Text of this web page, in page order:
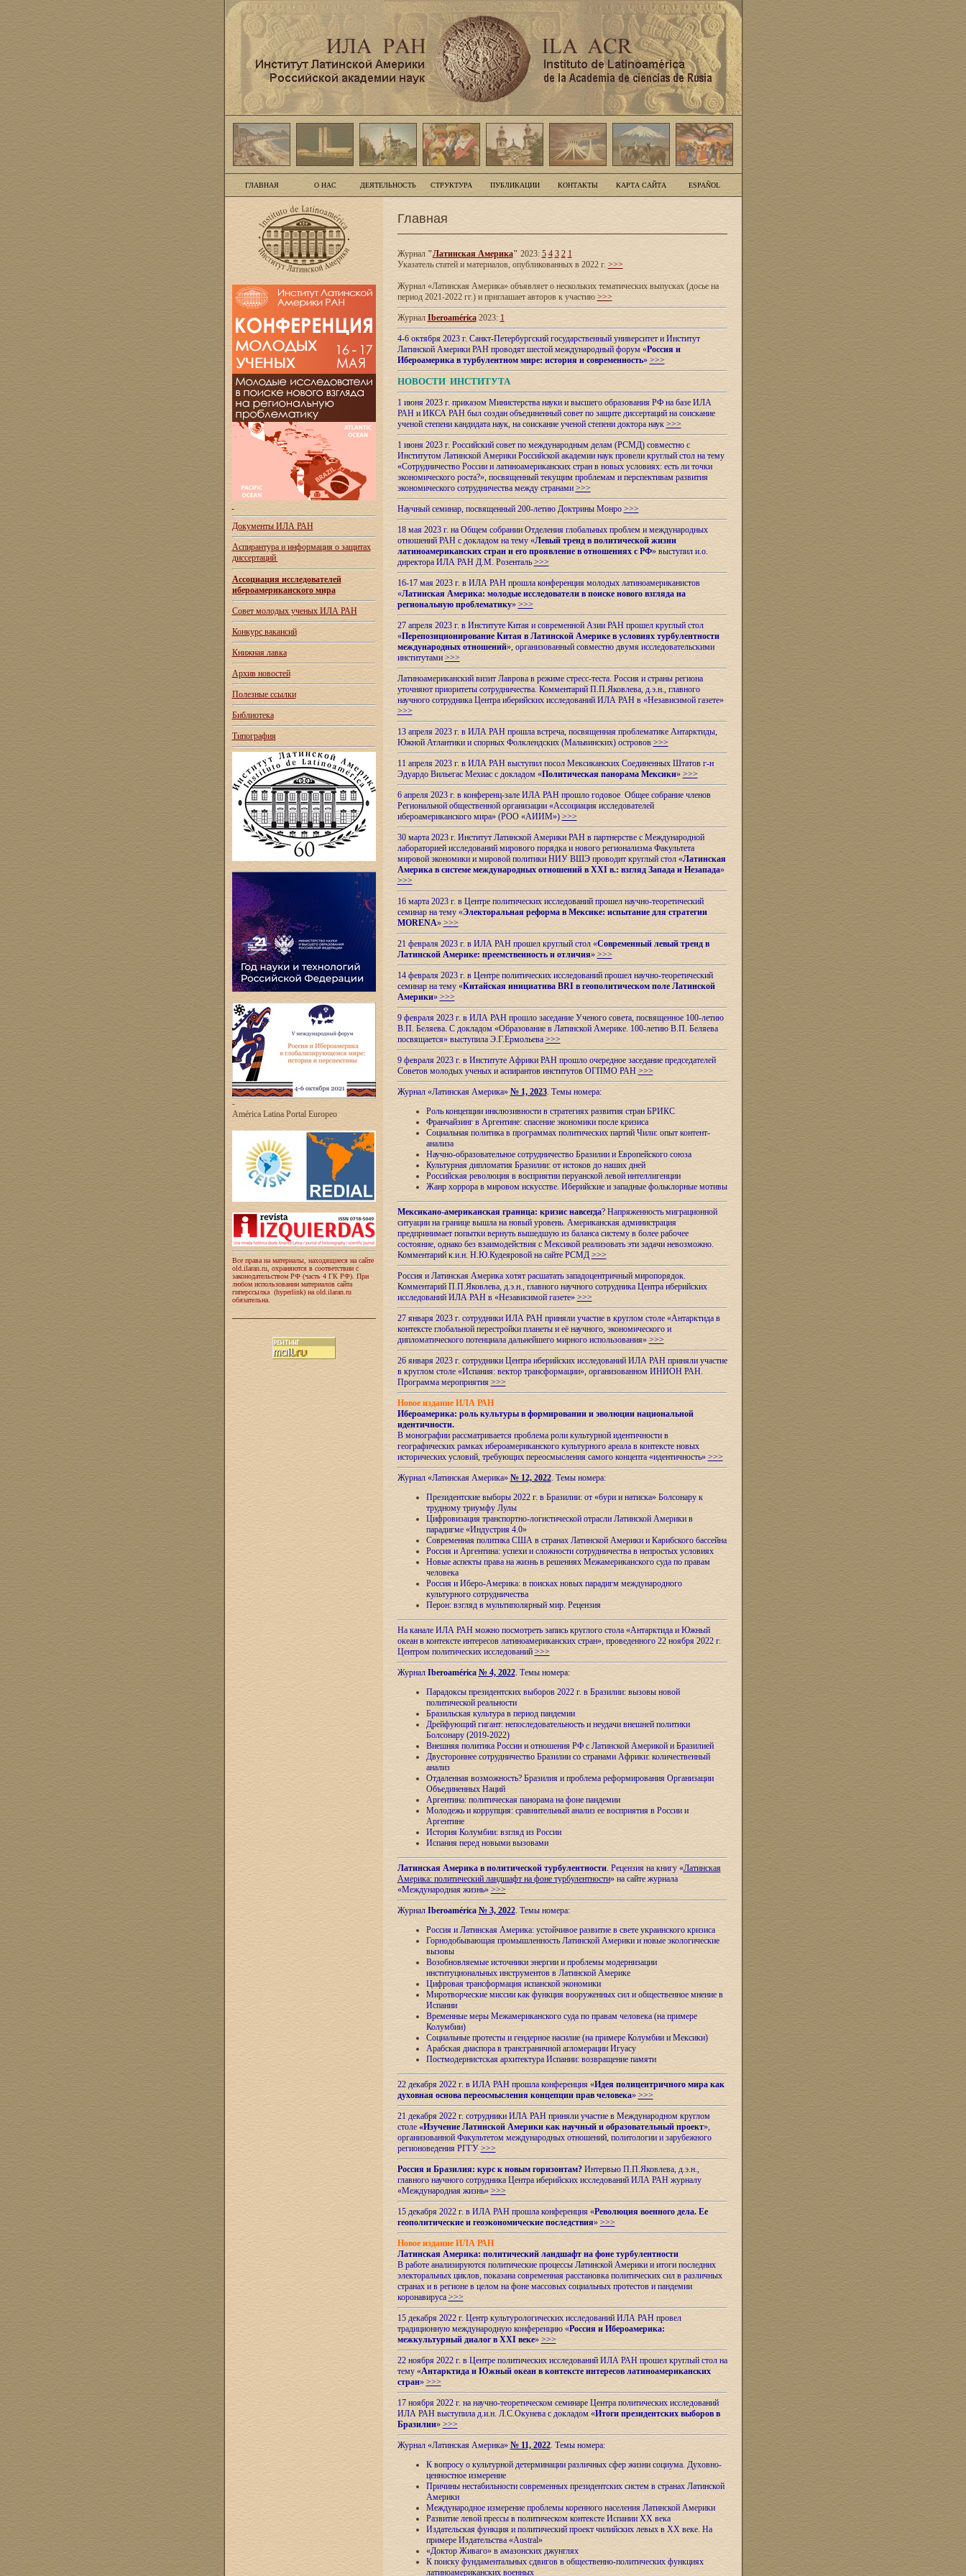
ГЛАВНАЯ О НАС ДЕЯТЕЛЬНОСТЬ СТРУКТУРА ПУБЛИКАЦИИ КОНТАКТЫ КАРТА САЙТА ESPAÑOL
Документы ИЛА РАН
Аспирантура и информация о защитах
диссертаций
Ассоциация исследователей
ибероамериканского мира
Совет молодых ученых ИЛА РАН
Конкурс вакансий
Книжная лавка
Архив новостей
Полезные ссылки
Библиотека
Типография
-
América Latina Portal Europeo
Все права на материалы, находящиеся на сайте
old.ilaran.ru, охраняются в соответствии с
законодательством РФ (часть 4 ГК РФ). При
любом использовании материалов сайта
гиперссылка (hyperlink) на old.ilaran.ru
обязательна.
Главная
Журнал"Латинская Америка" 2023: 5 4 3 2 1
Указатель статей и материалов, опубликованных в 2022 г. >>>
Журнал «Латинская Америка» объявляет о нескольких тематических выпусках (досье на
период 2021-2022 гг.) и приглашает авторов к участию >>>
Журнал Iberoamérica2023: 1
4-6 октября 2023 г. Санкт-Петербургский государственный университет и Институт
Латинской Америки РАН проводят шестой международный форум «Россия и
Ибероамерика в турбулентном мире: история и современность» >>>
НОВОСТИ ИНСТИТУТА
1 июня 2023 г. приказом Министерства науки и высшего образования РФ на базе ИЛА
РАН и ИКСА РАН был создан объединенный совет по защите диссертаций на соискание
ученой степени кандидата наук, на соискание ученой степени доктора наук >>>
1 июня 2023 г. Российский совет по международным делам (РСМД) совместно с
Институтом Латинской Америки Российской академии наук провели круглый стол на тему
«Сотрудничество России и латиноамериканских стран в новых условиях: есть ли точки
экономического роста?», посвященный текущим проблемам и перспективам развития
экономического сотрудничества между странами >>>
Научный семинар, посвященный 200-летию Доктрины Монро>>>
18 мая 2023 г. на Общем собрании Отделения глобальных проблем и международных
отношений РАН с докладом на тему «Левый тренд в политической жизни
латиноамериканских стран и его проявление в отношениях с РФ» выступил и.о.
директора ИЛА РАН Д.М. Розенталь >>>
16-17 мая 2023 г. в ИЛА РАН прошла конференция молодых латиноамериканистов
«Латинская Америка: молодые исследователи в поиске нового взгляда на
региональную проблематику» >>>
27 апреля 2023 г. в Институте Китая и современной Азии РАН прошел круглый стол
«Перепозиционирование Китая в ЛатинскойАмерике в условиях турбулентности
международных отношений», организованный совместно двумя исследовательскими
институтами >>>
Латиноамериканский визит Лаврова в режиме стресс-теста. Россия и страны региона
уточняют приоритеты сотрудничества. Комментарий П.П.Яковлева, д.э.н., главного
научного сотрудника Центра иберийских исследований ИЛА РАН в «Независимой газете»
>>>
13 апреля 2023 г. в ИЛА РАН прошла встреча, посвященная проблематике Антарктиды,
Южной Атлантики и спорных Фолклендских (Мальвинских) островов >>>
11 апреля 2023 г. в ИЛА РАН выступил посол Мексиканских Соединенных Штатов г-н
Эдуардо Вильегас Мехиас c докладом «Политическая панорама Мексики» >>>
6 апреля 2023 г. в конференц-зале ИЛА РАН прошло годовое Общее собрание членов
Региональной общественной организации «Ассоциация исследователей
ибероамериканского мира» (РОО «АИИМ») >>>
30 марта 2023 г. Институт Латинской Америки РАН в партнерстве с Международной
лабораторией исследований мирового порядка и нового регионализма Факультета
мировой экономики и мировой политики НИУ ВШЭ проводит круглый стол «Латинская
Америка в системе международных отношений в XXI в.: взгляд Запада и Незапада»
>>>
16 марта 2023 г. в Центре политических исследований прошел научно-теоретический
семинар на тему «Электоральная реформа в Мексике: испытание для стратегии
MORENA» >>>
21 февраля 2023 г. в ИЛА РАН прошел круглый стол «Современный левый тренд в
Латинской Америке: преемственность и отличия» >>>
14 февраля 2023 г. в Центре политических исследований прошел научно-теоретический
семинар на тему «Китайская инициатива BRI в геополитическом поле Латинской
Америки» >>>
9 февраля 2023 г. в ИЛА РАН прошло заседание Ученого совета, посвященное 100-летию
В.П. Беляева. С докладом «Образование в Латинской Америке. 100-летию В.П. Беляева
посвящается» выступила Э.Г.Ермольева >>>
9 февраля 2023 г. в Институте Африки РАН прошло очередное заседание председателей
Советов молодых ученых и аспирантов институтов ОГПМО РАН >>>
Журнал «Латинская Америка» № 1, 2023. Темы номера:
Роль концепции инклюзивности в стратегиях развития стран БРИКС
Франчайзинг в Аргентине: спасение экономики после кризиса
Социальная политика в программах политических партий Чили: опыт контент-
анализа
Научно-образовательное сотрудничество Бразилии и Европейского союза
Культурная дипломатия Бразилии: от истоков до наших дней
Российская революция в восприятии перуанской левой интеллигенции
Жанр хоррора в мировом искусстве. Иберийские и западные фольклорные мотивы
Мексикано-американская граница: кризис навсегда? Напряженность миграционной
ситуации на границе вышла на новый уровень. Американская администрация
предпринимает попытки вернуть вышедшую из баланса систему в более рабочее
состояние, однако без взаимодействия с Мексикой реализовать эти задачи невозможно.
Комментарий к.и.н. Н.Ю.Кудеяровой на сайте РСМД >>>
Россия и Латинская Америка хотят расшатать западоцентричный миропорядок.
Комментарий П.П.Яковлева, д.э.н., главного научного сотрудника Центра иберийских
исследований ИЛА РАН в «Независимой газете» >>>
27 января 2023 г. сотрудники ИЛА РАН приняли участие в круглом столе «Антарктида в
контексте глобальной перестройки планеты и её научного, экономического и
дипломатического потенциала дальнейшего мирного использования» >>>
26 января 2023 г. сотрудники Центра иберийских исследований ИЛА РАН приняли участие
в круглом столе «Испания: вектор трансформации», организованном ИНИОН РАН.
Программа мероприятия>>>
Новое издание ИЛА РАН
Ибероамерика: роль культуры в формировании и эволюции национальной
идентичности.
В монографии рассматривается проблема роли культурной идентичности в
географических рамках ибероамериканского культурного ареала в контексте новых
исторических условий, требующих переосмысления самого концепта «идентичность» >>>
Журнал «Латинская Америка» № 12, 2022. Темы номера:
Президентские выборы 2022 г. в Бразилии: от «бури и натиска» Болсонару к
трудному триумфу Лулы
Цифровизация транспортно-логистической отрасли Латинской Америки в
парадигме «Индустрия 4.0»
Современная политика США в странах Латинской Америки и Карибского бассейна
Россия и Аргентина: успехи и сложности сотрудничества в непростых условиях
Новые аспекты права на жизнь в решениях Межамериканского суда по правам
человека
Россия и Иберо-Америка: в поисках новых парадигм международного
культурного сотрудничества
Перон: взгляд в мультиполярный мир. Рецензия
На канале ИЛА РАН можно посмотреть запись круглого стола «Антарктида и Южный
океан в контексте интересов латиноамериканских стран», проведенного 22 ноября 2022 г.
Центром политических исследований >>>
Журнал Iberoamérica № 4, 2022. Темы номера:
Парадоксы президентских выборов 2022 г. в Бразилии: вызовы новой
политической реальности
Бразильская культура в период пандемии
Дрейфующий гигант: непоследовательность и неудачи внешней политики
Болсонару (2019-2022)
Внешняя политика России и отношения РФ с Латинской Америкой и Бразилией
Двустороннее сотрудничество Бразилии со странами Африки: количественный
анализ
Отдаленная возможность? Бразилия и проблема реформирования Организации
Объединенных Наций
Аргентина: политическая панорама на фоне пандемии
Молодежь и коррупция: сравнительный анализ ee восприятия в России и
Аргентине
История Колумбии: взгляд из России
Испания перед новыми вызовами
Латинская Америка в политической турбулентности. Рецензия на книгу «Латинская
Америка: политический ландшафт на фоне турбулентности» на сайте журнала
«Международная жизнь» >>>
Журнал Iberoamérica № 3, 2022. Темы номера:
Россия и Латинская Америка: устойчивое развитие в свете украинского кризиса
Горнодобывающая промышленность Латинской Америки и новые экологические
вызовы
Возобновляемые источники энергии и проблемы модернизации
институциональных инструментов в Латинской Америке
Цифровая трансформация испанской экономики
Миротворческие миссии как функция вооруженных сил и общественное мнение в
Испании
Временные меры Межамериканского суда по правам человека (на примере
Колумбии)
Социальные протесты и гендерное насилие (на примере Колумбии и Мексики)
Арабская диаспора в трансграничной агломерации Игуасу
Постмодернистская архитектура Испании: возвращение памяти
22 декабря 2022 г. в ИЛА РАН прошла конференция «Идея полицентричного мира как
духовная основа переосмысления концепции прав человека» >>>
21 декабря 2022 г. сотрудники ИЛА РАН приняли участие в Международном круглом
столе «Изучение Латинской Америки как научный и образовательный проект»,
организованной Факультетом международных отношений, политологии и зарубежного
регионоведения РГГУ >>>
Россия и Бразилия: курс к новым горизонтам?Интервью П.П.Яковлева, д.э.н.,
главного научного сотрудника Центра иберийских исследований ИЛА РАН журналу
«Международная жизнь» >>>
15 декабря 2022 г. в ИЛА РАН прошла конференция «Революция военного дела. Ее
геополитические и геоэкономические последствия» >>>
Новое издание ИЛА РАН
Латинская Америка: политический ландшафт на фоне турбулентности
В работе анализируются политические процессы Латинской Америки и итоги последних
электоральных циклов, показана современная расстановка политических сил в различных
странах и в регионе в целом на фоне массовых социальных протестов и пандемии
коронавируса >>>
15 декабря 2022 г. Центр культурологических исследований ИЛА РАН провел
традиционную международную конференцию «Россия и Ибероамерика:
межкультурный диалог в XXI веке» >>>
22 ноября 2022 г. в Центре политических исследований ИЛА РАН прошел круглый стол на
тему «Антарктида и Южный океан в контексте интересов латиноамериканских
стран» >>>
17 ноября 2022 г. на научно-теоретическом семинаре Центра политических исследований
ИЛА РАН выступила д.и.н. Л.С.Окунева с докладом «Итоги президентских выборов в
Бразилии» >>>
Журнал «Латинская Америка» № 11, 2022. Темы номера:
К вопросу о культурной детерминации различных сфер жизни социума. Духовно-
ценностное измерение
Причины нестабильности современных президентских систем в странах Латинской
Америки
Международное измерение проблемы коренного населения Латинской Америки
Развитие левой прессы в политическом контексте Испании XX века
Издательская функция и политический проект чилийских левых в XX веке. На
примере Издательства «Austral»
«Доктор Живаго» в амазонских джунглях
К поиску фундаментальных сдвигов в общественно-политических функциях
латиноамериканских военных